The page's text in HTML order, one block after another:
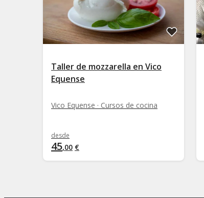
Taller de mozzarella en Vico
Equense
Vico Equense · Cursos de cocina
desde
45,00 €